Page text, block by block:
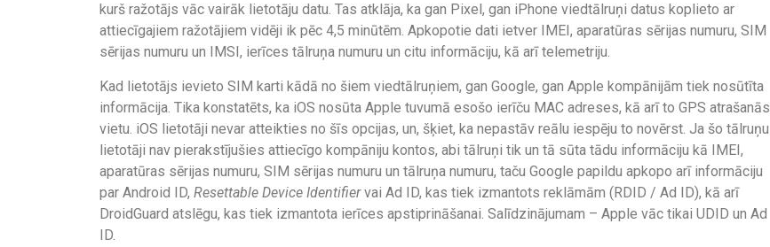
kurš ražotājs vāc vairāk lietotāju datu. Tas atklāja, ka gan Pixel, gan iPhone viedtālruņi datus koplieto ar
attiecīgajiem ražotājiem vidēji ik pēc 4,5 minūtēm. Apkopotie dati ietver IMEI, aparatūras sērijas numuru, SIM
sērijas numuru un IMSI, ierīces tālruņa numuru un citu informāciju, kā arī telemetriju.
Kad lietotājs ievieto SIM karti kādā no šiem viedtālruņiem, gan Google, gan Apple kompānijām tiek nosūtīta
informācija. Tika konstatēts, ka iOS nosūta Apple tuvumā esošo ierīču MAC adreses, kā arī to GPS atrašanās
vietu. iOS lietotāji nevar atteikties no šīs opcijas, un, šķiet, ka nepastāv reālu iespēju to novērst. Ja šo tālruņu
lietotāji nav pierakstījušies attiecīgo kompāniju kontos, abi tālruņi tik un tā sūta tādu informāciju kā IMEI,
aparatūras sērijas numuru, SIM sērijas numuru un tālruņa numuru, taču Google papildu apkopo arī informāciju
par Android ID, Resettable Device Identifiervai Ad ID, kas tiek izmantots reklāmām (RDID / Ad ID), kā arī
DroidGuard atslēgu, kas tiek izmantota ierīces apstiprināšanai. Salīdzinājumam – Apple vāc tikai UDID un Ad
ID.